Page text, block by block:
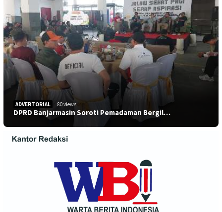
ADVERTORIAL 80 views
DPRD Banjarmasin Soroti Pemadaman Bergil…